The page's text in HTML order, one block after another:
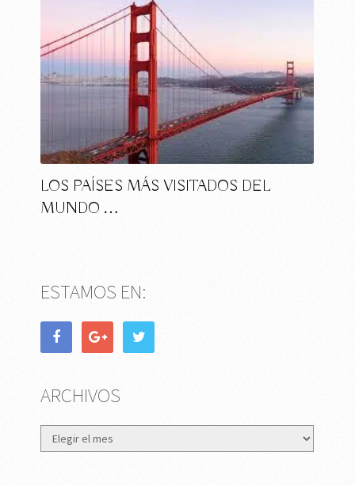
LOS PAÍSES MÁS VISITADOS DEL
MUNDO …
ESTAMOS EN:
ARCHIVOS
Archivos